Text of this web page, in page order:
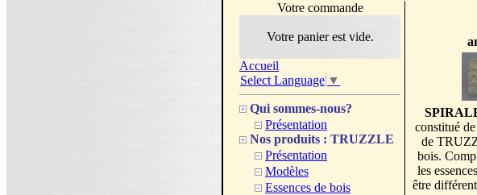
Votre commande
Votre panier est vide.
Accueil
Select Language ▼
Qui sommes-nous?
Présentation
Nos produits : TRUZZLE
Présentation
Modèles
Essences de bois
constitué
de
bois.
les
être